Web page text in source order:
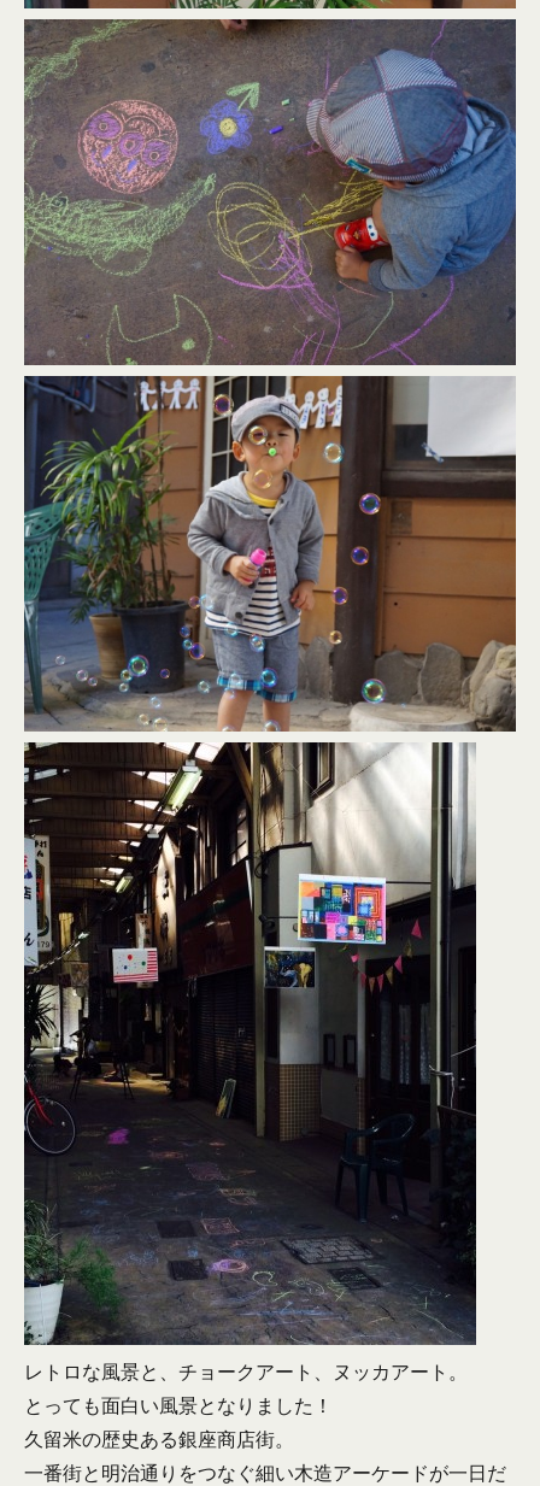
レトロな風景と、チョークアート、ヌッカアート。
とっても面白い風景となりました！
久留米の歴史ある銀座商店街。
一番街と明治通りをつなぐ細い木造アーケードが一日だ